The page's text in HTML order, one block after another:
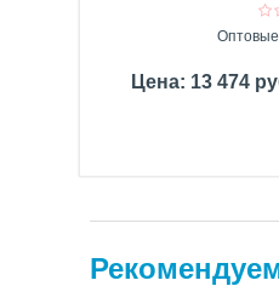
Цена: 13 474